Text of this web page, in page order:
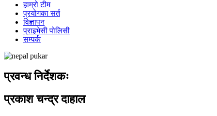
हाम्रो टीम
प्रयोगका सर्त
विज्ञापन
प्राइभेसी पोलिसी
सम्पर्क
प्रवन्ध निर्देशकः
प्रकाश चन्द्र दाहाल